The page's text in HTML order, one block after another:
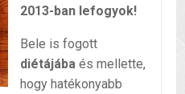
2013-ban lefogyok!
Bele is fogott
diétájába és mellette,
hogy hatékonyabb